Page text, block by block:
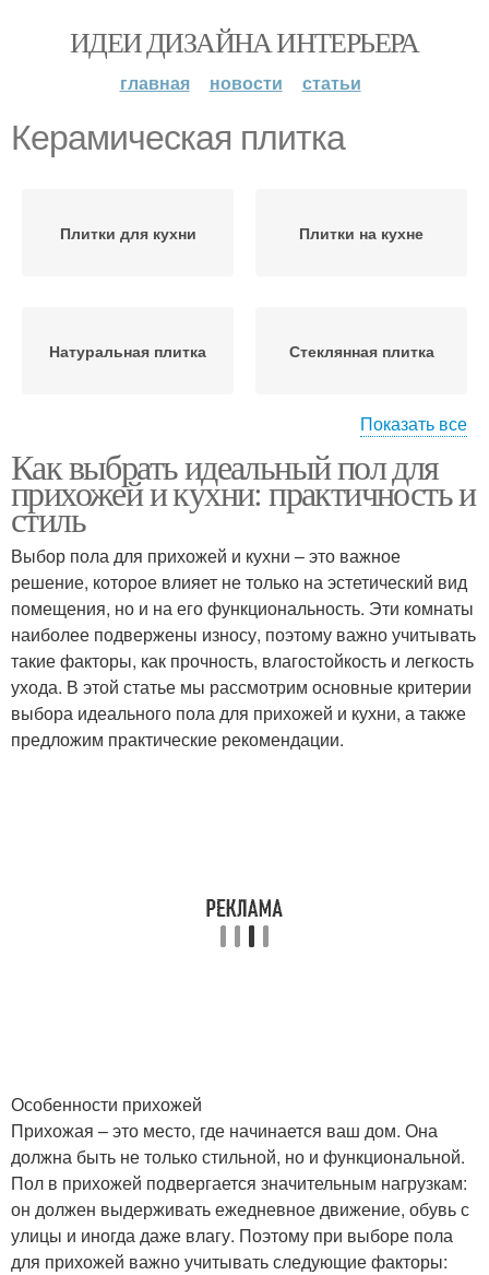
ИДЕИ ДИЗАЙНА ИНТЕРЬЕРА
главная новости статьи
Керамическая плитка
Плитки для кухни Плитки на кухне
Натуральная плитка Стеклянная плитка
Плитка из натурального
камня
Старая плитка
Напольная плитка Виниловая плитка
Плитка в интерьере Кварцвиниловая плитка
Показать все
Как выбрать идеальный пол для
прихожей и кухни: практичность и
стиль
Выбор пола для прихожей и кухни – это важное
решение, которое влияет не только на эстетический вид
помещения, но и на его функциональность. Эти комнаты
наиболее подвержены износу, поэтому важно учитывать
такие факторы, как прочность, влагостойкость и легкость
ухода. В этой статье мы рассмотрим основные критерии
выбора идеального пола для прихожей и кухни, а также
предложим практические рекомендации.
Особенности прихожей
Прихожая – это место, где начинается ваш дом. Она
должна быть не только стильной, но и функциональной.
Пол в прихожей подвергается значительным нагрузкам:
он должен выдерживать ежедневное движение, обувь с
улицы и иногда даже влагу. Поэтому при выборе пола
для прихожей важно учитывать следующие факторы: